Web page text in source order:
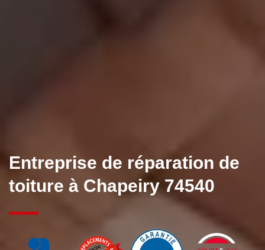
Entreprise de réparation de
toiture à Chapeiry 74540